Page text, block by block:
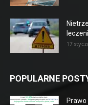
17
POPULARNE